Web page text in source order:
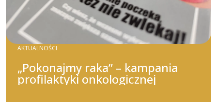
AKTUALNOŚCI
„Pokonajmy raka” – kampania
profilaktyki onkologicznej